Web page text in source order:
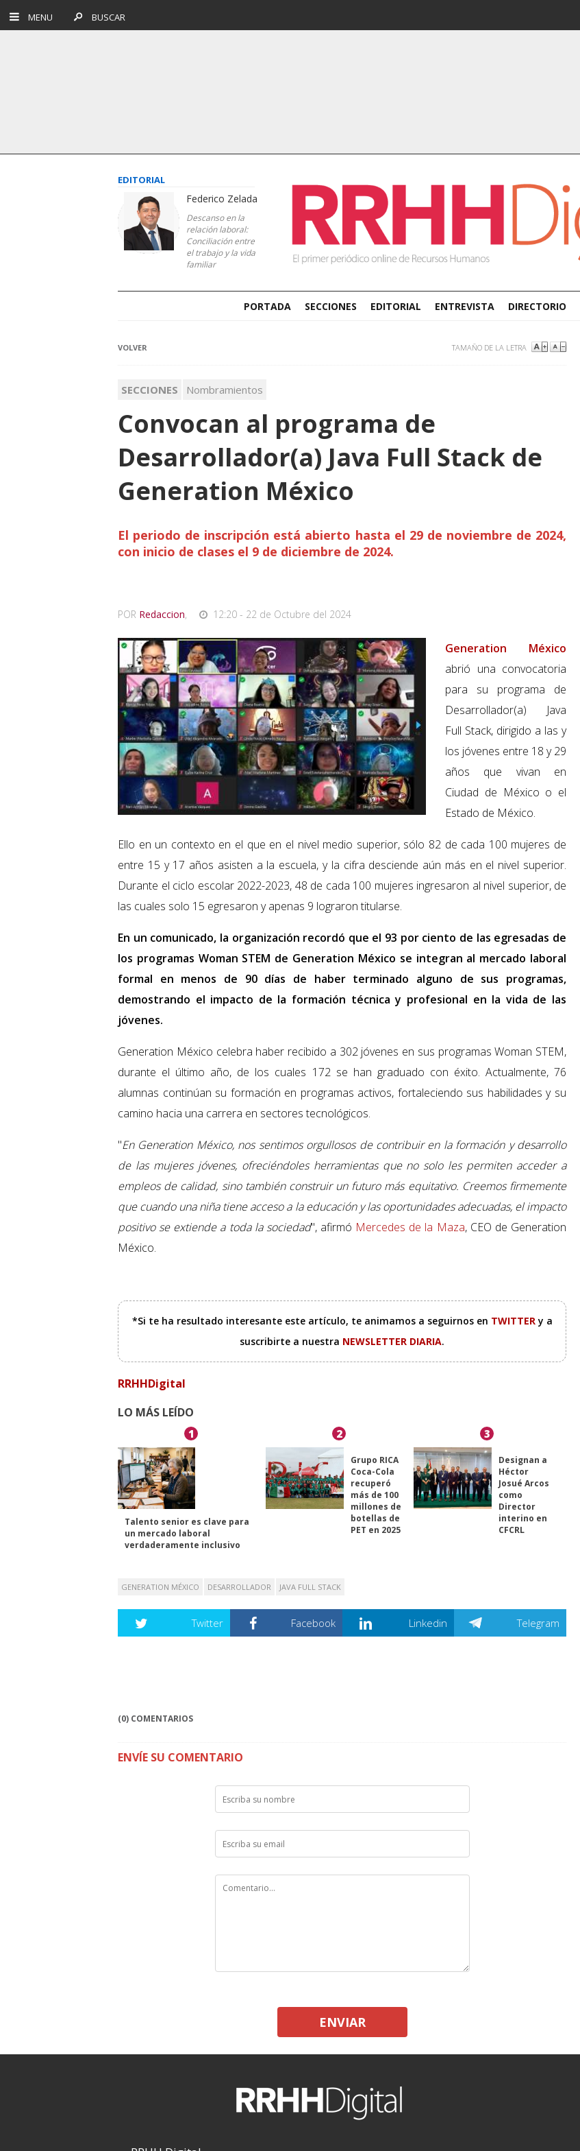
MENU BUSCAR
EDITORIAL
Federico Zelada
Descanso en la
relación laboral:
Conciliación entre
el trabajo y la vida
familiar
PORTADA SECCIONES EDITORIAL ENTREVISTA DIRECTORIO
VOLVER TAMAÑO DE LA LETRA
SECCIONES Nombramientos
Convocan al programa de
Desarrollador(a) Java Full Stack de
Generation México
El periodo de inscripción está abierto hasta el 29 de noviembre de 2024,
con inicio de clases el 9 de diciembre de 2024.
POR Redaccion, 12:20 - 22 de Octubre del 2024
Generation México
abrió una convocatoria
para su programa de
Desarrollador(a) Java
Full Stack, dirigido a las y
los jóvenes entre 18 y 29
años que vivan en
Ciudad de México o el
Estado de México.
Ello en un contexto en el que en el nivel medio superior, sólo 82 de cada 100 mujeres de
entre 15 y 17 años asisten a la escuela, y la cifra desciende aún más en el nivel superior.
Durante el ciclo escolar 2022-2023, 48 de cada 100 mujeres ingresaron al nivel superior, de
las cuales solo 15 egresaron y apenas 9 lograron titularse.
En un comunicado, la organización recordó que el 93 por ciento de las egresadas de
los programas Woman STEM de Generation México se integran al mercado laboral
formal en menos de 90 días de haber terminado alguno de sus programas,
demostrando el impacto de la formación técnica y profesional en la vida de las
jóvenes.
Generation México celebra haber recibido a 302 jóvenes en sus programas Woman STEM,
durante el último año, de los cuales 172 se han graduado con éxito. Actualmente, 76
alumnas continúan su formación en programas activos, fortaleciendo sus habilidades y su
camino hacia una carrera en sectores tecnológicos.
"En Generation México, nos sentimos orgullosos de contribuir en la formación y desarrollo
de las mujeres jóvenes, ofreciéndoles herramientas que no solo les permiten acceder a
empleos de calidad, sino también construir un futuro más equitativo. Creemos firmemente
que cuando una niña tiene acceso a la educación y las oportunidades adecuadas, el impacto
positivo se extiende a toda la sociedad", afirmó Mercedes de la Maza, CEO de Generation
México.
*Si te ha resultado interesante este artículo, te animamos a seguirnos en TWITTERy a
suscribirte a nuestra NEWSLETTER DIARIA.
RRHHDigital
LO MÁS LEÍDO
1
Talento senior es clave para
un mercado laboral
verdaderamente inclusivo
2
Grupo RICA
Coca-Cola
recuperó
más de 100
millones de
botellas de
PET en 2025
3
Designan a
Héctor
Josué Arcos
como
Director
interino en
CFCRL
GENERATION MÉXICO DESARROLLADOR JAVA FULL STACK
Twitter Facebook Linkedin Telegram
(0) COMENTARIOS
ENVÍE SU COMENTARIO
ENVIAR